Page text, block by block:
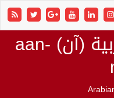
صحيفة الأنباء العربية (آن) aan-